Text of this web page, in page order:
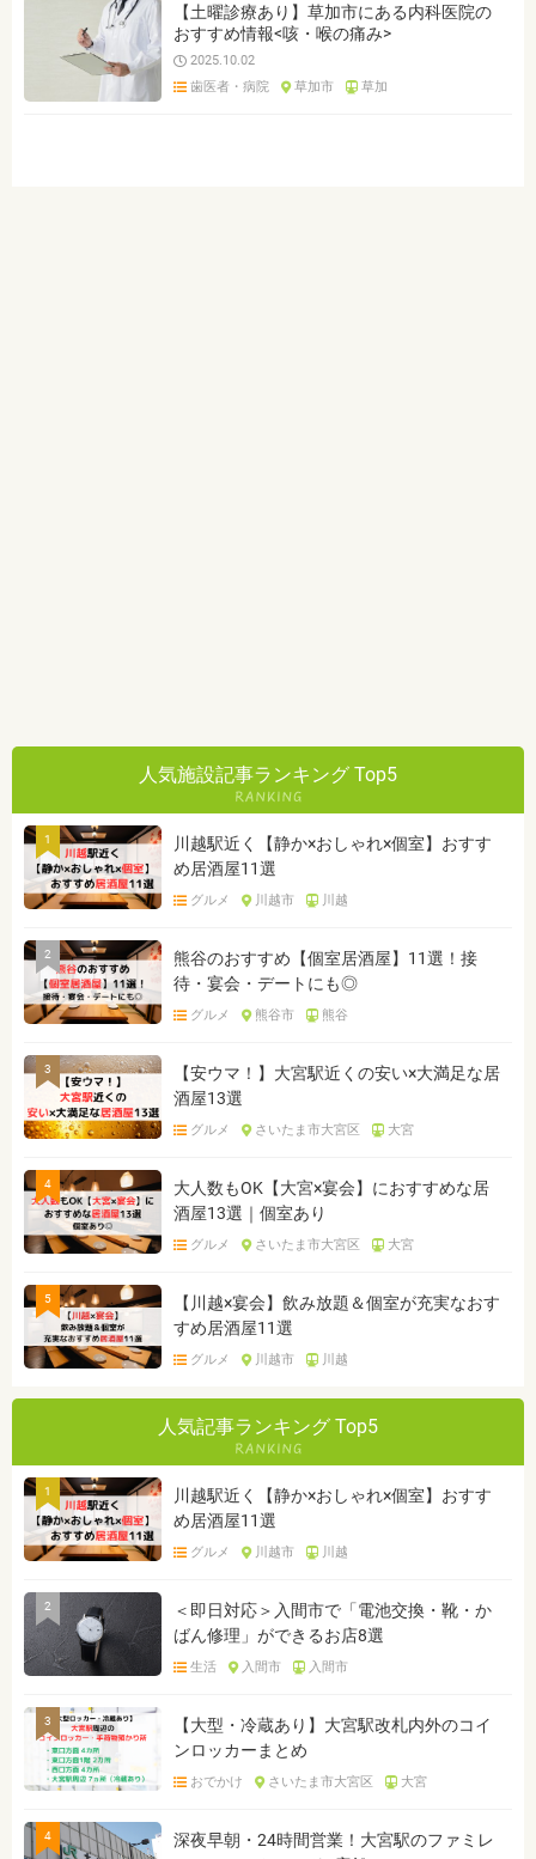
【土曜診療あり】草加市にある内科医院の
おすすめ情報<咳・喉の痛み>
2025.10.02
歯医者・病院
草加市 草加
人気施設記事ランキング Top5
1
川越駅近く【静か×おしゃれ×個室】おすす
め居酒屋11選
グルメ 川越市 川越
2
熊谷のおすすめ【個室居酒屋】11選！接
待・宴会・デートにも◎
グルメ 熊谷市 熊谷
3
【安ウマ！】大宮駅近くの安い×大満足な居
酒屋13選
グルメ さいたま市大宮区 大宮
4
大人数もOK【大宮×宴会】におすすめな居
酒屋13選｜個室あり
グルメ さいたま市大宮区 大宮
5
【川越×宴会】飲み放題＆個室が充実なおす
すめ居酒屋11選
グルメ 川越市 川越
人気記事ランキング Top5
1
川越駅近く【静か×おしゃれ×個室】おすす
め居酒屋11選
グルメ 川越市 川越
2
＜即日対応＞入間市で「電池交換・靴・か
ばん修理」ができるお店8選
生活 入間市 入間市
3
【大型・冷蔵あり】大宮駅改札内外のコイ
ンロッカーまとめ
おでかけ さいたま市大宮区 大宮
4
深夜早朝・24時間営業！大宮駅のファミレ